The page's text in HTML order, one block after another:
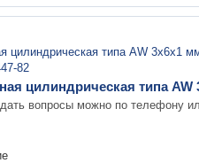
цилиндрическая типа AW
вопросы можно по телефону